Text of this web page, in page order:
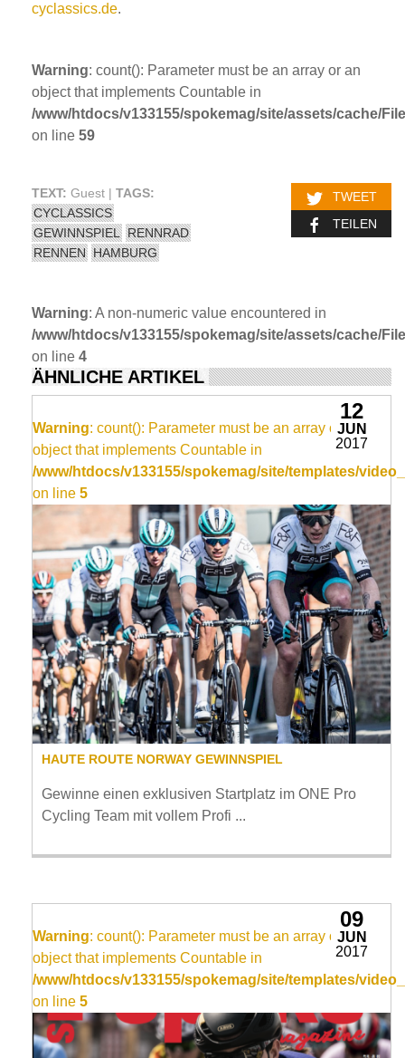
cyclassics.de.
Warning: count(): Parameter must be an array or an
object that implements Countable in
/www/htdocs/v133155/spokemag/site/assets/cache/
on line 59
TEXT: Guest | TAGS:
CYCLASSICS
GEWINNSPIEL RENNRAD
RENNEN HAMBURG
TWEET
TEILEN
Warning: A non-numeric value encountered in
/www/htdocs/v133155/spokemag/site/assets/cache/
on line 4
ÄHNLICHE ARTIKEL
Warning: count(): Parameter must be an array or an
object that implements Countable in
/www/htdocs/v133155/spokemag/site/templates/
on line 5
HAUTE ROUTE NORWAY GEWINNSPIEL
Gewinne einen exklusiven Startplatz im ONE Pro
Cycling Team mit vollem Profi ...
12
JUN
2017
Warning: count(): Parameter must be an array or an
object that implements Countable in
/www/htdocs/v133155/spokemag/site/templates/
on line 5
09
JUN
2017